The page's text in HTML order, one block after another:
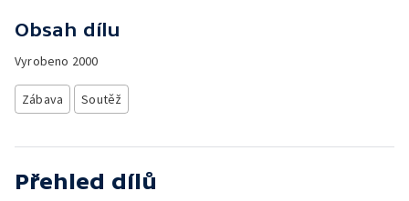
Obsah dílu
Vyrobeno 2000
Zábava Soutěž
Přehled dílů